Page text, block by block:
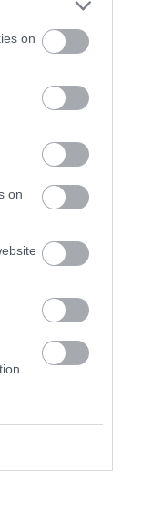
on
on
filmfesztivál
gamer percek
Game
Lucas Ghibli
HBO HBO GO
Hunger games
Lawrence kaland
klasszikus
kultfilm
DiCaprio Liam Neeson
film Margot Robbie
Marvel mass effect
Robot musical
Nolan filmek
Orson
Oscarra várva
Pixar playstation
politika
Gosling Scarlett